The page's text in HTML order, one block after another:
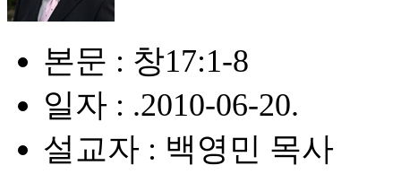
본문 : 창17:1-8
일자 : .2010-06-20.
설교자 : 백영민 목사